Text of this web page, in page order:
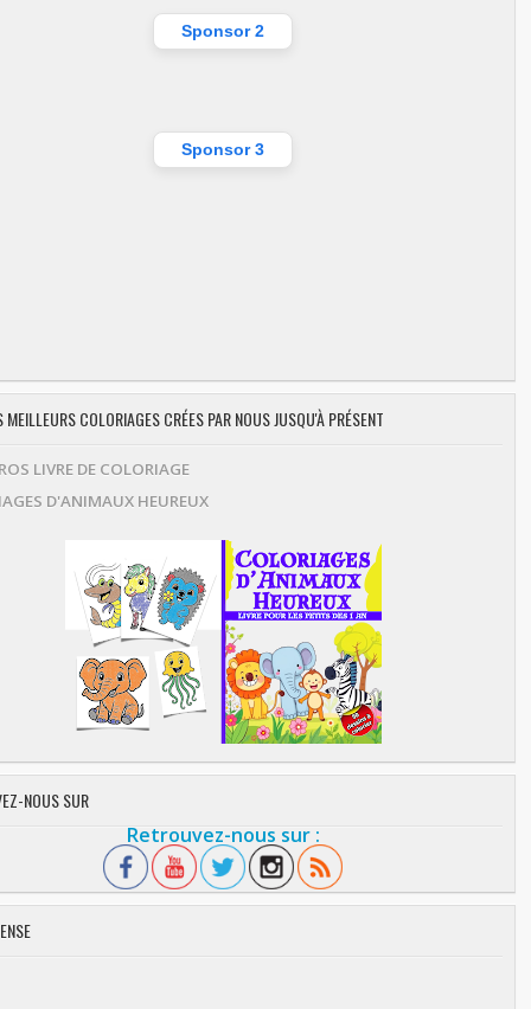
Sponsor 2
Sponsor 3
MEILLEURS COLORIAGES CRÉES PAR NOUS JUSQU'À PRÉSENT
LIVRE DE COLORIAGE
D'ANIMAUX HEUREUX
NOUS SUR
Retrouvez-nous sur :